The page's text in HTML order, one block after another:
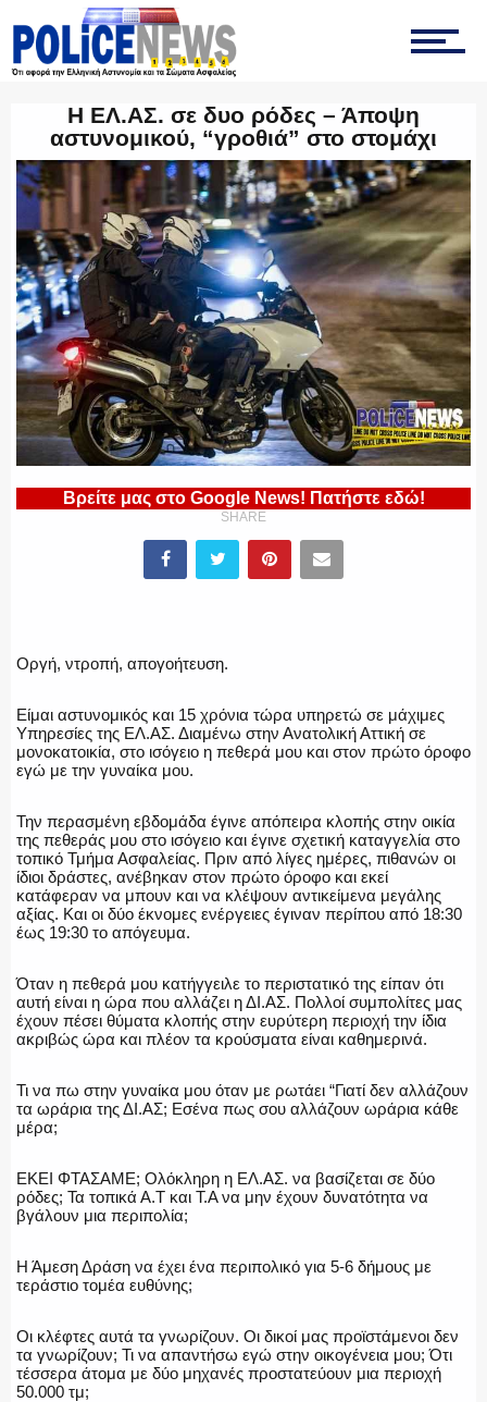
ΟΠΚΕ
ΟΜΑΔΑ “Ζ”
ΕΚΑΜ
ΥΑΤ/ΥΜΕΤ
ΕΛΛΗΝΙΚΗ ΑΣΤΥΝΟΜΙΑ
ΛΙΜΕΝΙΚΟ
ΕΝΟΠΛΕΣ ΔΥΝΑΜΕΙΣ
ΕΚΑΒ
ΑΣΤΥΝΟΜΙΚΟ ΡΕΠΟΡΤΑΖ
ΟΠΛΑ/ΕΞΟΠΛΙΣΜΟΣ
ΟΜΑΔΕΣ ΕΛ.ΑΣ.
Η ΕΛ.ΑΣ. σε δυο ρόδες – Άποψη
αστυνομικού, “γροθιά” στο στομάχι
Βρείτε μας στο Google News! Πατήστε εδώ!
SHARE
Οργή, ντροπή, απογοήτευση.
Είμαι αστυνομικός και 15 χρόνια τώρα υπηρετώ σε μάχιμες
Υπηρεσίες της ΕΛ.ΑΣ. Διαμένω στην Ανατολική Αττική σε
μονοκατοικία, στο ισόγειο η πεθερά μου και στον πρώτο όροφο
εγώ με την γυναίκα μου.
Την περασμένη εβδομάδα έγινε απόπειρα κλοπής στην οικία
της πεθεράς μου στο ισόγειο και έγινε σχετική καταγγελία στο
τοπικό Τμήμα Ασφαλείας. Πριν από λίγες ημέρες, πιθανών οι
ίδιοι δράστες, ανέβηκαν στον πρώτο όροφο και εκεί
κατάφεραν να μπουν και να κλέψουν αντικείμενα μεγάλης
αξίας. Και οι δύο έκνομες ενέργειες έγιναν περίπου από 18:30
έως 19:30 το απόγευμα.
Όταν η πεθερά μου κατήγγειλε το περιστατικό της είπαν ότι
αυτή είναι η ώρα που αλλάζει η ΔΙ.ΑΣ. Πολλοί συμπολίτες μας
έχουν πέσει θύματα κλοπής στην ευρύτερη περιοχή την ίδια
ακριβώς ώρα και πλέον τα κρούσματα είναι καθημερινά.
Τι να πω στην γυναίκα μου όταν με ρωτάει “Γιατί δεν αλλάζουν
τα ωράρια της ΔΙ.ΑΣ; Εσένα πως σου αλλάζουν ωράρια κάθε
μέρα;
ΕΚΕΙ ΦΤΑΣΑΜΕ; Ολόκληρη η ΕΛ.ΑΣ. να βασίζεται σε δύο
ρόδες; Τα τοπικά Α.Τ και Τ.Α να μην έχουν δυνατότητα να
βγάλουν μια περιπολία;
Η Άμεση Δράση να έχει ένα περιπολικό για 5-6 δήμους με
τεράστιο τομέα ευθύνης;
Οι κλέφτες αυτά τα γνωρίζουν. Οι δικοί μας προϊστάμενοι δεν
τα γνωρίζουν; Τι να απαντήσω εγώ στην οικογένεια μου; Ότι
τέσσερα άτομα με δύο μηχανές προστατεύουν μια περιοχή
50.000 τμ;